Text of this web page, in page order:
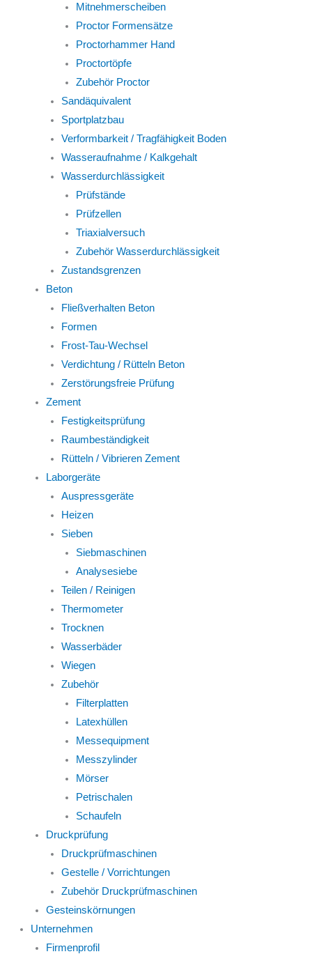
Mitnehmerscheiben
Proctor Formensätze
Proctorhammer Hand
Proctortöpfe
Zubehör Proctor
Sandäquivalent
Sportplatzbau
Verformbarkeit / Tragfähigkeit Boden
Wasseraufnahme / Kalkgehalt
Wasserdurchlässigkeit
Prüfstände
Prüfzellen
Triaxialversuch
Zubehör Wasserdurchlässigkeit
Zustandsgrenzen
Beton
Fließverhalten Beton
Formen
Frost-Tau-Wechsel
Verdichtung / Rütteln Beton
Zerstörungsfreie Prüfung
Zement
Festigkeitsprüfung
Raumbeständigkeit
Rütteln / Vibrieren Zement
Laborgeräte
Auspressgeräte
Heizen
Sieben
Siebmaschinen
Analysesiebe
Teilen / Reinigen
Thermometer
Trocknen
Wasserbäder
Wiegen
Zubehör
Filterplatten
Latexhüllen
Messequipment
Messzylinder
Mörser
Petrischalen
Schaufeln
Druckprüfung
Druckprüfmaschinen
Gestelle / Vorrichtungen
Zubehör Druckprüfmaschinen
Gesteinskörnungen
Unternehmen
Firmenprofil